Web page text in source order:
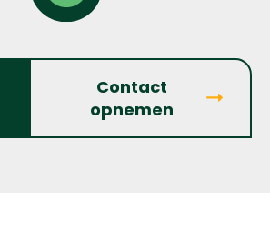
Contact
opnemen